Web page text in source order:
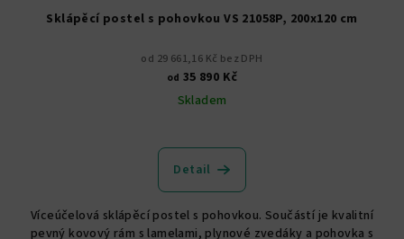
Sklápěcí postel s pohovkou VS 21058P, 200x120 cm
od 29 661,16 Kč bez DPH
od 35 890 Kč
Skladem
hodnocení
produktu
z
Detail
Víceúčelová sklápěcí postel s pohovkou. Součástí je kvalitní
pevný kovový rám s lamelami, plynové zvedáky a pohovka s